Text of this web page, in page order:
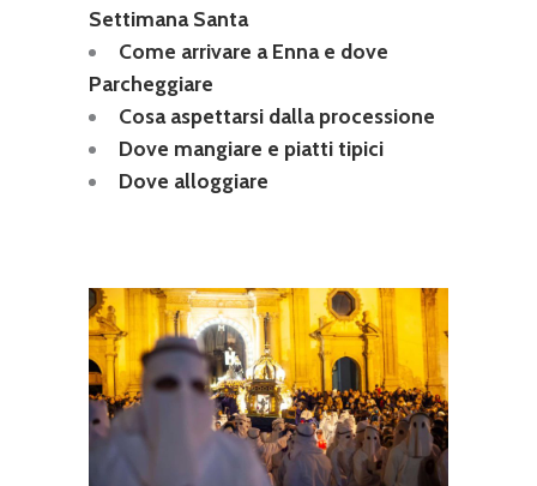
Settimana Santa
Come arrivare a Enna e dove
Parcheggiare
Cosa aspettarsi dalla processione
Dove mangiare e piatti tipici
Dove alloggiare